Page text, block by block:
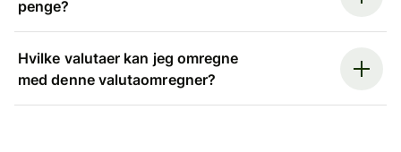
penge?
Hvilke valutaer kan jeg omregne
med denne valutaomregner?